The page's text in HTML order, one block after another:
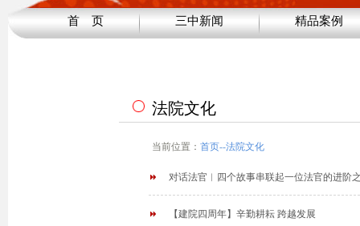
首 页 三中新闻 精品案例
法院文化
当前位置： 首页--法院文化
对话法官︳四个故事串联起一位法官的进阶
【建院四周年】辛勤耕耘 跨越发展